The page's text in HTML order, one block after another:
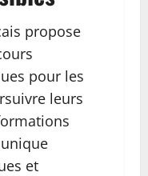
propose
pour les
leurs
et